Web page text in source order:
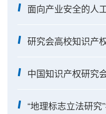
面向产业安全的人
研究会高校知识产
中国知识产权研究
“地理标志立法研